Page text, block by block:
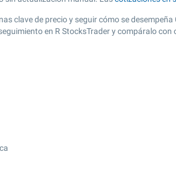
clave de precio y seguir cómo se
en R StocksTrader y compáralo